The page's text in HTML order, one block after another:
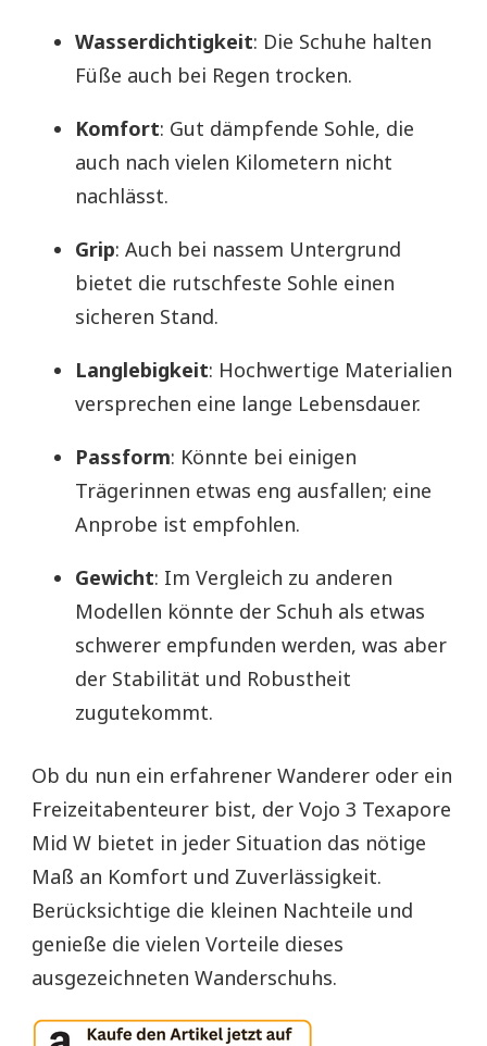
Wasserdichtigkeit: Die Schuhe halten
Füße auch bei Regen trocken.
Komfort: Gut dämpfende Sohle, die
auch nach vielen Kilometern nicht
nachlässt.
Grip: Auch bei nassem Untergrund
bietet die rutschfeste Sohle einen
sicheren Stand.
Langlebigkeit: Hochwertige Materialien
versprechen eine lange Lebensdauer.
Passform: Könnte bei einigen
Trägerinnen etwas eng ausfallen; eine
Anprobe ist empfohlen.
Gewicht: Im Vergleich zu anderen
Modellen könnte der Schuh als etwas
schwerer empfunden werden, was aber
der Stabilität und Robustheit
zugutekommt.
Ob du nun ein erfahrener Wanderer oder ein
Freizeitabenteurer bist, der Vojo 3 Texapore
Mid W bietet in jeder Situation das nötige
Maß an Komfort und Zuverlässigkeit.
Berücksichtige die kleinen Nachteile und
genieße die vielen Vorteile dieses
ausgezeichneten Wanderschuhs.